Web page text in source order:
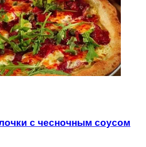
с чесночным соусом